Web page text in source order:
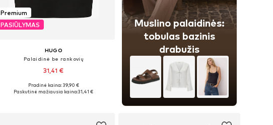
Premium
PASIŪLYMAS
HUGO
Palaidinė be rankovių
31,41 €
Galimi dydžiai: XS, M, L, XL, XXL
Pradinė kaina: 39,90 €
Paskutinė mažiausia kaina:31,41 €
Muslino palaidinės:
tobulas bazinis
drabužis